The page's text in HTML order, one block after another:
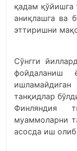
қадам қўйишга
аниқлашга ва
эттиришни
Сўнгги
танқидлар
Финляндия
муаммоларни
асосда иш